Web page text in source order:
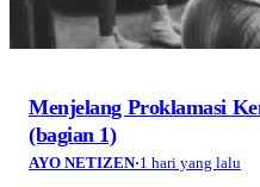
Menjelang Proklamasi
(bagian 1)
AYO NETIZEN·1 hari yang lalu